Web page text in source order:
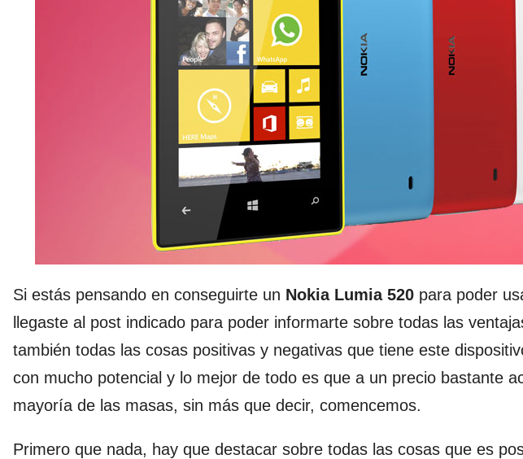
Si estás pensando en conseguirte un Nokia Lumia 520 para poder
llegaste al post indicado para poder informarte sobre todas las
también todas las cosas positivas y negativas que tiene este
con mucho potencial y lo mejor de todo es que a un precio bastante
mayoría de las masas, sin más que decir, comencemos.
Primero que nada, hay que destacar sobre todas las cosas que es